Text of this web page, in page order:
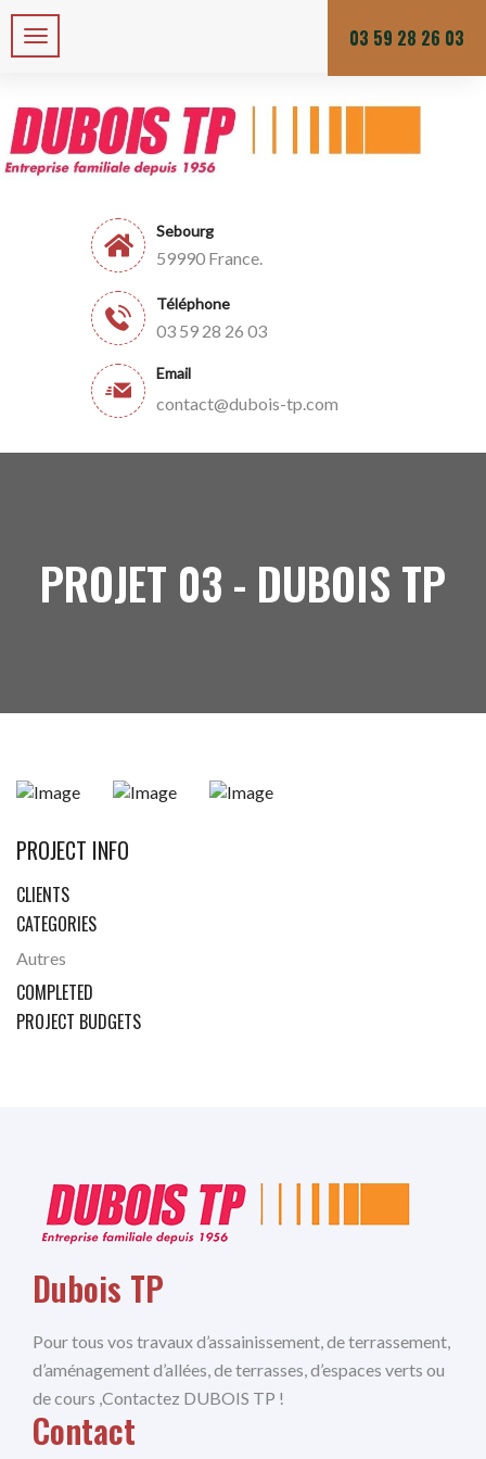
Zone de chalandises ou d’intervention : 25 KM Du lundi au vendredi
Sebourg
59990 France.
Téléphone
03 59 28 26 03
Email
contact@dubois-tp.com
03 59 28 26 03
PROJET 03 - DUBOIS TP
PROJECT INFO
CLIENTS
CATEGORIES
Autres
COMPLETED
PROJECT BUDGETS
Dubois TP
Pour tous vos travaux d’assainissement, de terrassement,
d’aménagement d’allées, de terrasses, d’espaces verts ou
de cours ,Contactez DUBOIS TP !
Contact